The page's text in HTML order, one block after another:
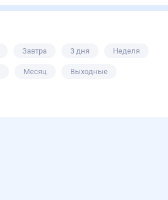
Завтра 3 дня Неделя
Месяц Выходные